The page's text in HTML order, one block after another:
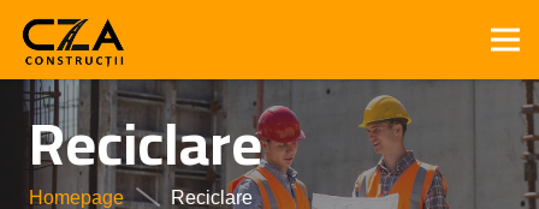
Reciclare
Homepage Reciclare